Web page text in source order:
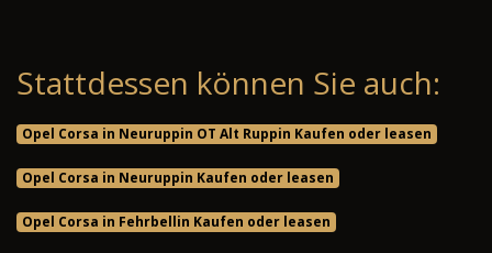
Stattdessen können Sie auch:
Opel Corsa in Neuruppin OT Alt Ruppin Kaufen oder leasen
Opel Corsa in Neuruppin Kaufen oder leasen
Opel Corsa in Fehrbellin Kaufen oder leasen